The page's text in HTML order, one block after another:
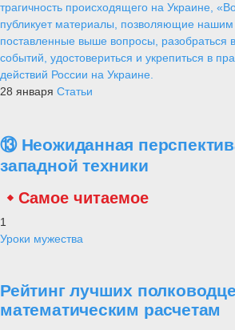
трагичность происходящего на Украине,
публикует материалы, позволяющие нашим
поставленные выше вопросы, разобраться
событий, удостовериться и укрепиться в
действий России на Украине.
28 января Статьи
⑬ Неожиданная
западной техники
Самое читаемое
1
Уроки мужества
Рейтинг лучших
математическим расчетам